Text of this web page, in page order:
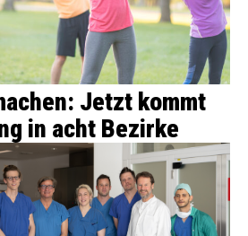
Jetzt kommt
in acht Bezirke